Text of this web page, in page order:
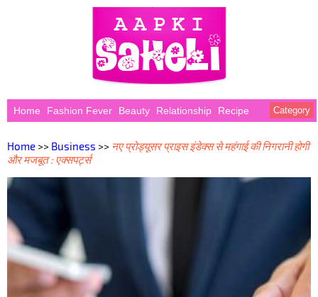
Home Fashion Fever Beauty Relationship Recipe Category
Home >> Business >> नए प्रोड्यूसर प्राइस इंडेक्स से महंगाई की निगरानी होगी
और मजबूत : एक्सपर्ट्स